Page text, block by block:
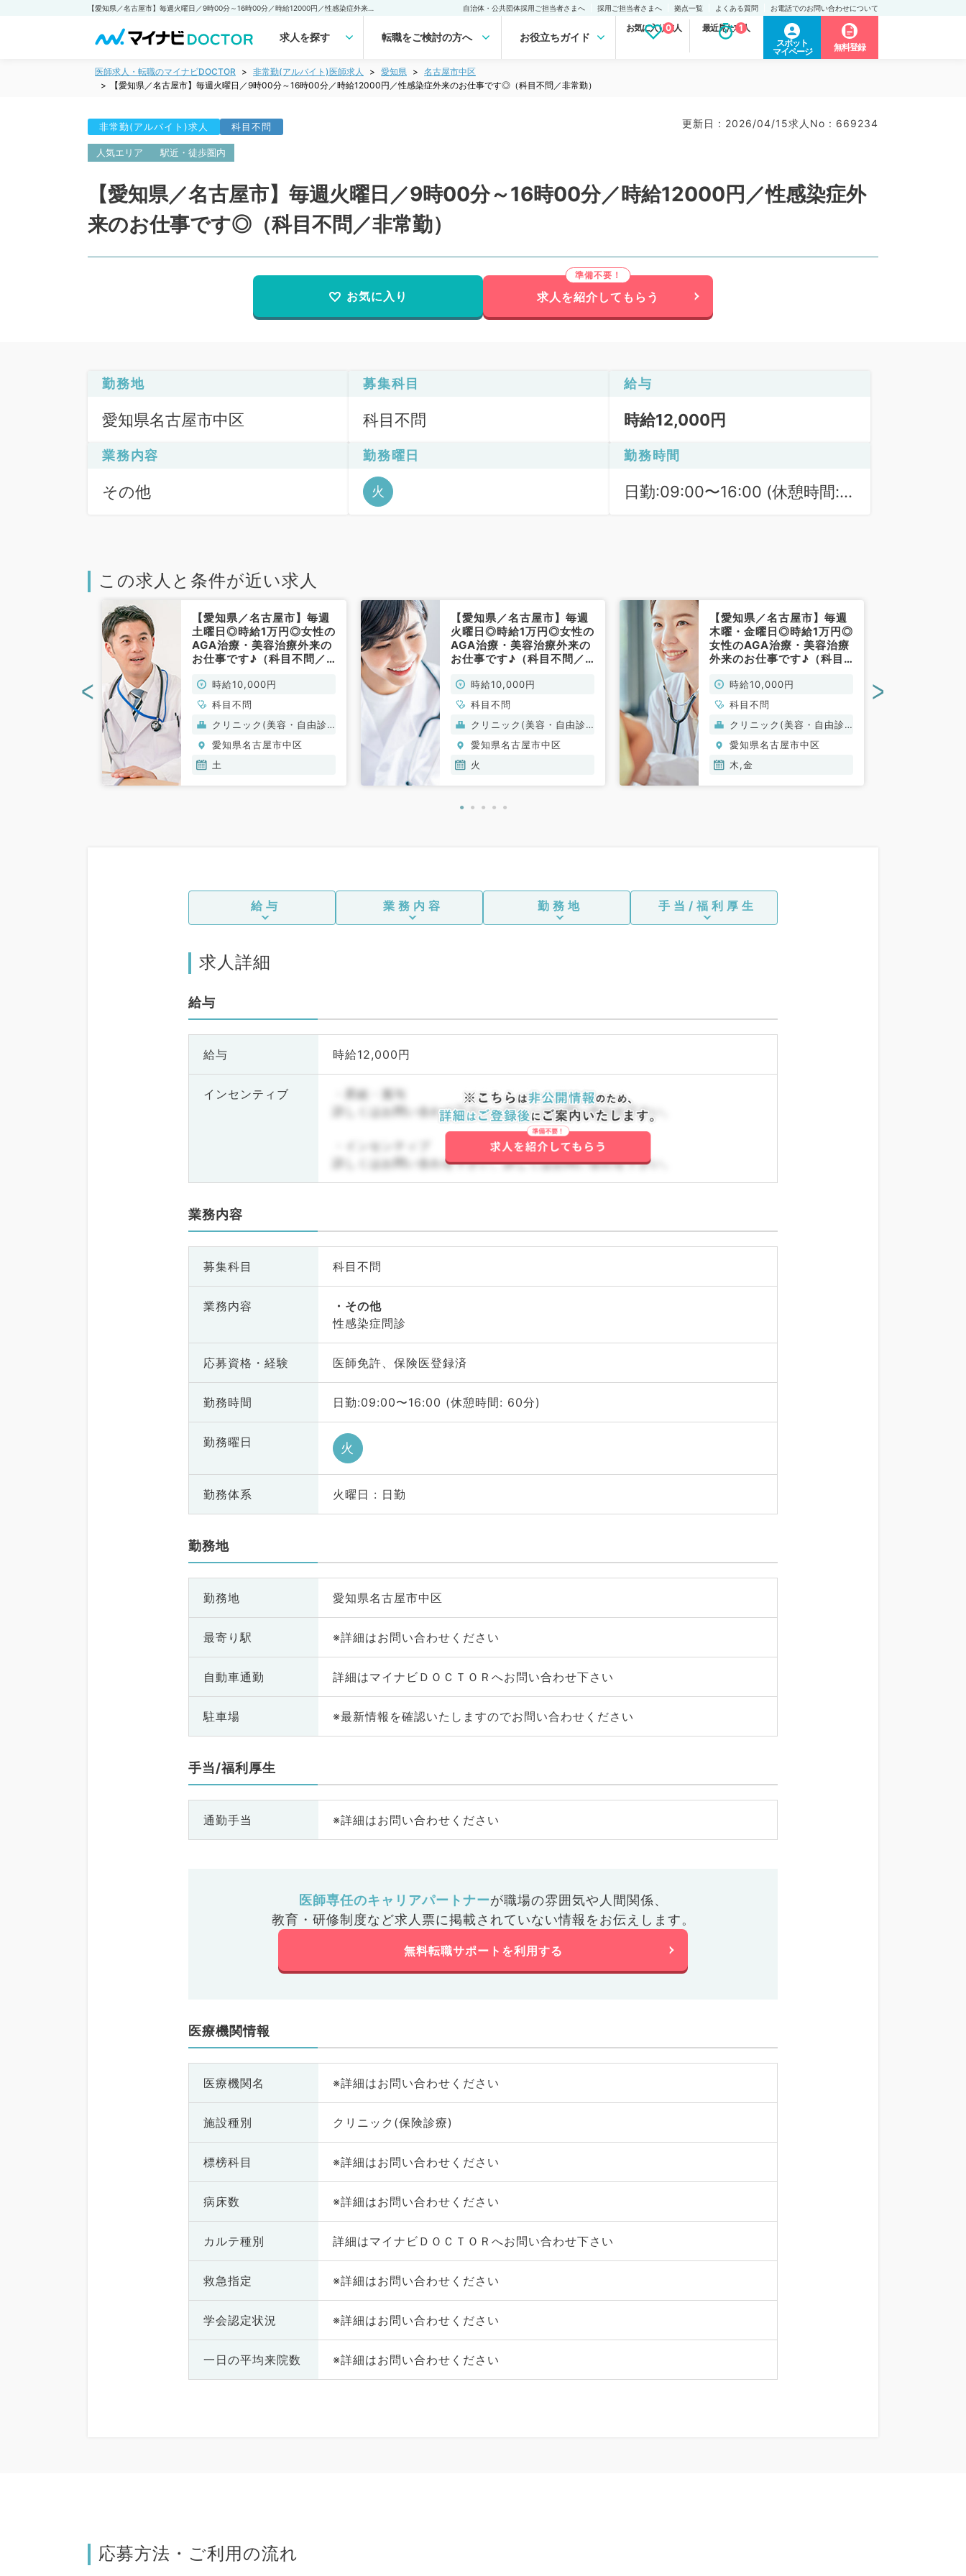
自治体・公共団体採用ご担当者さまへ 採用ご担当者さまへ 拠点一覧 よくある質問 お電話でのお問い合わせについて
求人を探す 転職をご検討の方へ お役立ちガイド
お気に入り求人
0 最近見た求人
1
スポット
マイページ
無料登録
医師求人・転職のマイナビDOCTOR 非常勤(アルバイト)医師求人 愛知県
名古屋市中区
【愛知県／名古屋市】毎週火曜日／9時00分～16時00分／時給12000円／性感染症外来のお仕事です◎（科目不問／非常勤）
非常勤(アルバイト)求人 科目不問 更新日 : 2026/04/15求人No : 669234
人気エリア 駅近・徒歩圏内
【愛知県／名古屋市】毎週火曜日／9時00分～16時00分／時給12000円／性感染症外
来のお仕事です◎（科目不問／非常勤）
お気に入り 求人を紹介してもらう
勤務地
愛知県名古屋市中区
募集科目
科目不問
給与
時給12,000円
業務内容
その他
勤務曜日
火
勤務時間
日勤:09:00〜16:00 (休憩時間:
この求人と条件が近い求人
【愛知県／名古屋市】毎週
土曜日◎時給1万円◎女性の
AGA治療・美容治療外来の
お仕事です♪（科目不問／
時給10,000円
科目不問
クリニック(美容・自由診
療）
愛知県名古屋市中区
土
【愛知県／名古屋市】毎週
火曜日◎時給1万円◎女性の
AGA治療・美容治療外来の
お仕事です♪（科目不問／
時給10,000円
科目不問
クリニック(美容・自由診
療）
愛知県名古屋市中区
火
【愛知県／名古屋市】毎週
木曜・金曜日◎時給1万円◎
女性のAGA治療・美容治療
外来のお仕事です♪（科目
時給10,000円
科目不問
クリニック(美容・自由診
療）
愛知県名古屋市中区
木,金
< >
給与 業務内容 勤務地 手当/福利厚生
求人詳細
給与
給与 時給12,000円
インセンティブ
・昇給・賞与
詳しくはお問い合わせ下さい。詳しくはお問い合わせ下さい。
・インセンティブ
詳しくはお問い合わせ下さい。詳しくはお問い合わせ下さい。
業務内容
募集科目 科目不問
業務内容
その他
性感染症問診
応募資格・ 経験 医師免許、保険医登録済
勤務時間 日勤:09:00〜16:00 (休憩時間: 60分)
勤務曜日 火
勤務体系 火曜日 : 日勤
勤務地
勤務地 愛知県名古屋市中区
最寄り駅 ※詳細はお問い合わせください
自動車通勤 詳細はマイナビＤＯＣＴＯＲへお問い合わせ下さい
駐車場 ※最新情報を確認いたしますのでお問い合わせください
手当/福利厚生
通勤手当 ※詳細はお問い合わせください
医師専任のキャリアパートナーが職場の雰囲気や人間関係、
教育・研修制度など求人票に掲載されていない情報をお伝えします。
無料転職サポートを利用する
医療機関情報
医療機関名 ※詳細はお問い合わせください
施設種別 クリニック(保険診療)
標榜科目 ※詳細はお問い合わせください
病床数 ※詳細はお問い合わせください
カルテ種別 詳細はマイナビＤＯＣＴＯＲへお問い合わせ下さい
救急指定 ※詳細はお問い合わせください
学会認定状況 ※詳細はお問い合わせください
一日の平均来院数 ※詳細はお問い合わせください
応募方法・ご利用の流れ